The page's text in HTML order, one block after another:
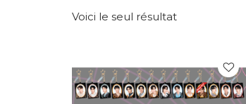
Voici le seul résultat